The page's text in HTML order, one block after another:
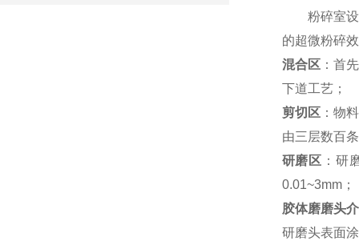
粉碎室设
的超微粉碎
混合区：首
下道工艺；
剪切区：物
由三层数百
研磨区 ：研
0.01~3mm；
胶体磨磨头
研磨头表面